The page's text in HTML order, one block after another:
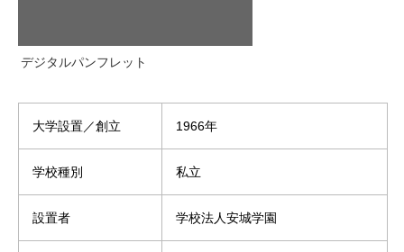
デジタルパンフレット
大学設置／創立 1966年
学校種別 私立
設置者 学校法人安城学園